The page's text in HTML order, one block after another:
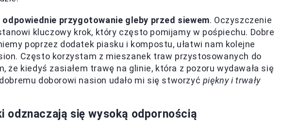
odpowiednie przygotowanie gleby przed siewem. Oczyszczenie
kluczowy krok, który często pomijamy w pośpiechu. Dobre
poprzez dodatek piasku i kompostu, ułatwi nam kolejne
Często korzystam z mieszanek traw przystosowanych do
że kiedyś zasiałem trawę na glinie, która z pozoru wydawała się
doborowi nasion udało mi się stworzyć piękny i trwały
odznaczają się wysoką odpornością